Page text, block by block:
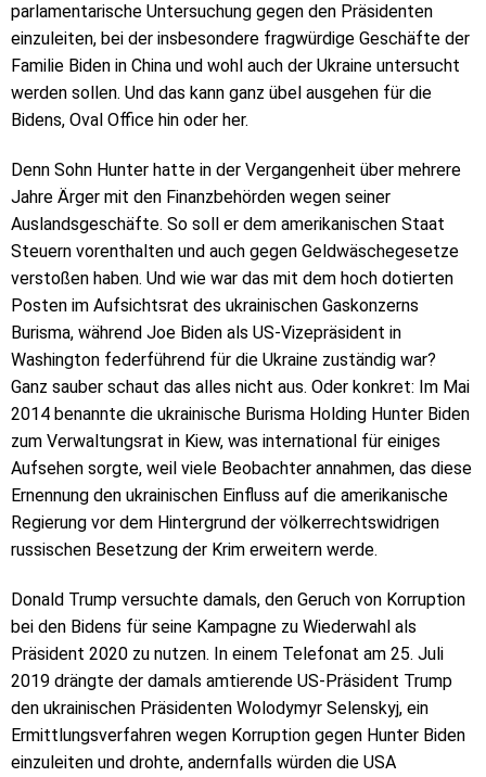
parlamentarische Untersuchung gegen den Präsidenten
einzuleiten, bei der insbesondere fragwürdige Geschäfte der
Familie Biden in China und wohl auch der Ukraine untersucht
werden sollen. Und das kann ganz übel ausgehen für die
Bidens, Oval Office hin oder her.
Denn Sohn Hunter hatte in der Vergangenheit über mehrere
Jahre Ärger mit den Finanzbehörden wegen seiner
Auslandsgeschäfte. So soll er dem amerikanischen Staat
Steuern vorenthalten und auch gegen Geldwäschegesetze
verstoßen haben. Und wie war das mit dem hoch dotierten
Posten im Aufsichtsrat des ukrainischen Gaskonzerns
Burisma, während Joe Biden als US-Vizepräsident in
Washington federführend für die Ukraine zuständig war?
Ganz sauber schaut das alles nicht aus. Oder konkret: Im Mai
2014 benannte die ukrainische Burisma Holding Hunter Biden
zum Verwaltungsrat in Kiew, was international für einiges
Aufsehen sorgte, weil viele Beobachter annahmen, das diese
Ernennung den ukrainischen Einfluss auf die amerikanische
Regierung vor dem Hintergrund der völkerrechtswidrigen
russischen Besetzung der Krim erweitern werde.
Donald Trump versuchte damals, den Geruch von Korruption
bei den Bidens für seine Kampagne zu Wiederwahl als
Präsident 2020 zu nutzen. In einem Telefonat am 25. Juli
2019 drängte der damals amtierende US-Präsident Trump
den ukrainischen Präsidenten Wolodymyr Selenskyj, ein
Ermittlungsverfahren wegen Korruption gegen Hunter Biden
einzuleiten und drohte, andernfalls würden die USA